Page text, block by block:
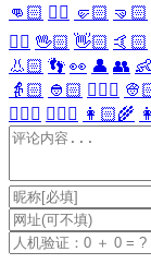
👊🏻 ✊🏻 🤛🏻 🤜🏻
🖐🏻 🖖🏻 👋🏻 🤙🏻
👃🏻 👣 👀 👤 👥
👵🏻 👲🏻 👳🏻‍♀️
👩🏻‍⚕️ 👨🏻‍⚕️ 👩🏻‍🌾